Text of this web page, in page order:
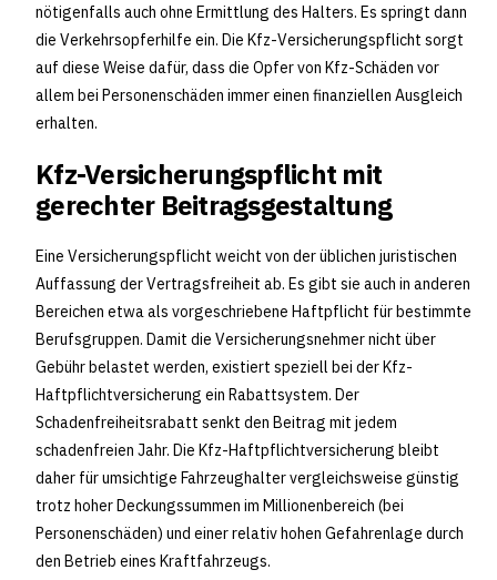
nötigenfalls auch ohne Ermittlung des Halters. Es springt dann
die Verkehrsopferhilfe ein. Die Kfz-Versicherungspflicht sorgt
auf diese Weise dafür, dass die Opfer von Kfz-Schäden vor
allem bei Personenschäden immer einen finanziellen Ausgleich
erhalten.
Kfz-Versicherungspflicht mit
gerechter Beitragsgestaltung
Eine Versicherungspflicht weicht von der üblichen juristischen
Auffassung der Vertragsfreiheit ab. Es gibt sie auch in anderen
Bereichen etwa als vorgeschriebene Haftpflicht für bestimmte
Berufsgruppen. Damit die Versicherungsnehmer nicht über
Gebühr belastet werden, existiert speziell bei der Kfz-
Haftpflichtversicherung ein Rabattsystem. Der
Schadenfreiheitsrabatt senkt den Beitrag mit jedem
schadenfreien Jahr. Die Kfz-Haftpflichtversicherung bleibt
daher für umsichtige Fahrzeughalter vergleichsweise günstig
trotz hoher Deckungssummen im Millionenbereich (bei
Personenschäden) und einer relativ hohen Gefahrenlage durch
den Betrieb eines Kraftfahrzeugs.